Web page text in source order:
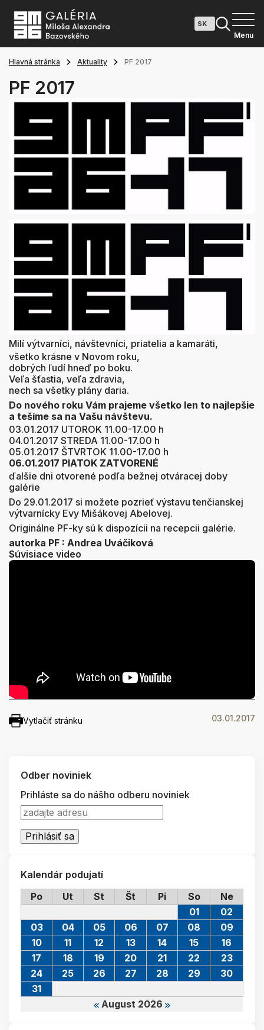
Menu
Hlavná stránka Aktuality PF 2017
PF 2017
Milí výtvarníci, návštevníci, priatelia a kamaráti,
všetko krásne v Novom roku,
dobrých ľudí hneď po boku.
Veľa šťastia, veľa zdravia,
nech sa všetky plány daria.
Do nového roku Vám prajeme všetko len to najlepšie
a tešíme sa na Vašu návštevu.
03.01.2017 UTOROK 11.00-17.00 h
04.01.2017 STREDA 11.00-17.00 h
05.01.2017 ŠTVRTOK 11.00-17.00 h
06.01.2017 PIATOK ZATVORENÉ
ďalšie dni otvorené podľa bežnej otváracej doby
galérie
Do 29.01.2017 si možete pozrieť výstavu tenčianskej
výtvarnícky Evy Mišákovej Abelovej.
Originálne PF-ky sú k dispozícii na recepcii galérie.
autorka PF : Andrea Uváčiková
Súvisiace video
Vytlačiť stránku 03.01.2017
Odber noviniek
Prihláste sa do nášho odberu noviniek
Kalendár podujatí
Po
Ut St Št Pi So Ne
August 2026
01
02
03
04 05 06 07 08
09
10
11 12 13 14 15
16
17
18 19 20 21 22
23
24
25 26 27 28 29
30
31